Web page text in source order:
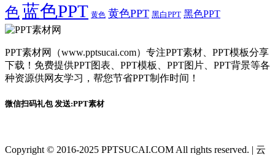
色蓝色PPT 黄色 黄色PPT 黑白PPT 黑色PPT
PPT素材网（www.pptsucai.com）专注PPT素材、PPT模板分享
下载！免费提供PPT图表、PPT模板、PPT图片、PPT背景等各
种资源供网友学习，帮您节省PPT制作时间！
微信扫码礼包 发送:PPT素材
Copyright © 2016-2025 PPTSUCAI.COM All rights reserved. | 云